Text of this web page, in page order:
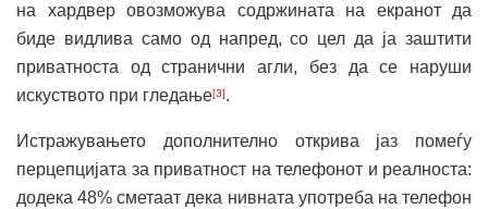
на хардвер овозможува содржината на екранот да
биде видлива само од напред, со цел да ја заштити
приватноста од странични агли, без да се наруши
искуството при гледање[3].
Истражувањето дополнително открива јаз помеѓу
перцепцијата за приватност на телефонот и реалноста:
додека 48% сметаат дека нивната употреба на телефон